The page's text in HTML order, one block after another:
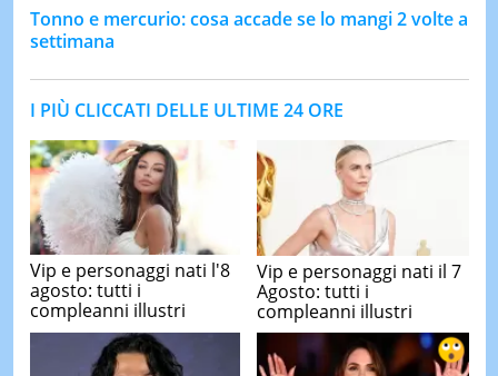
Tonno e mercurio: cosa accade se lo mangi 2 volte a
settimana
I PIÙ CLICCATI DELLE ULTIME 24 ORE
Vip e personaggi nati l'8
agosto: tutti i
compleanni illustri
Vip e personaggi nati il 7
Agosto: tutti i
compleanni illustri